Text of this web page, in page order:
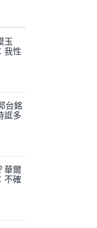
息嗎？華
玉
我性
台銘
誆多
華爾
不確